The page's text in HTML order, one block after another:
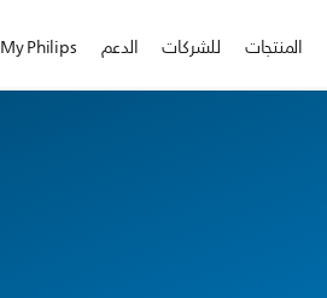
المنتجات للشركات الدعم My Philips